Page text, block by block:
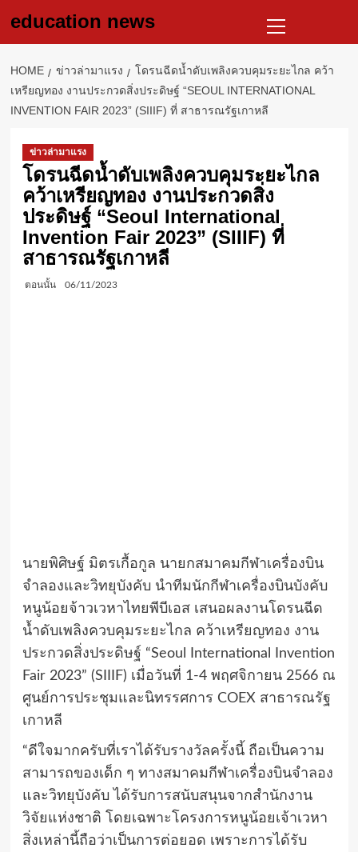
education news
Menu
HOME ข่าวล่ามาแรง
โดรนฉีดน้ำดับเพลิงควบคุมระยะไกล คว้า
เหรียญทอง งานประกวดสิ่งประดิษฐ์ “SEOUL INTERNATIONAL
INVENTION FAIR 2023” (SIIIF) ที่ สาธารณรัฐเกาหลี
ข่าวล่ามาแรง
โดรนฉีดน้ำดับเพลิงควบคุมระยะไกล
คว้าเหรียญทอง งานประกวดสิ่ง
ประดิษฐ์ “Seoul International
Invention Fair 2023” (SIIIF) ที่
สาธารณรัฐเกาหลี
ตอนนั้น 06/11/2023
นายพิศิษฐ์ มิตรเกื้อกูล นายกสมาคมกีฬาเครื่องบิน
จำลองและวิทยุบังคับ นำทีมนักกีฬาเครื่องบินบังคับ
หนูน้อยจ้าวเวหาไทยพีบีเอส เสนอผลงานโดรนฉีด
น้ำดับเพลิงควบคุมระยะไกล คว้าเหรียญทอง งาน
ประกวดสิ่งประดิษฐ์ “Seoul International Invention
Fair 2023” (SIIIF) เมื่อวันที่ 1-4 พฤศจิกายน 2566 ณ
ศูนย์การประชุมและนิทรรศการ COEX สาธารณรัฐ
เกาหลี
“ดีใจมากครับที่เราได้รับรางวัลครั้งนี้ ถือเป็นความ
สามารถของเด็ก ๆ ทางสมาคมกีฬาเครื่องบินจำลอง
และวิทยุบังคับ ได้รับการสนับสนุนจากสำนักงาน
วิจัยแห่งชาติ โดยเฉพาะโครงการหนูน้อยเจ้าเวหา
สิ่งเหล่านี้ถือว่าเป็นการต่อยอด เพราะการได้รับ